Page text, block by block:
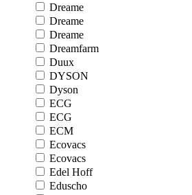
Dreame
Dreame
Dreame
Dreamfarm
Duux
DYSON
Dyson
ECG
ECG
ECM
Ecovacs
Ecovacs
Edel Hoff
Eduscho